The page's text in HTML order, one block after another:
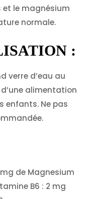
et le magnésium
normale.
:
verre d’eau au
alimentation
enfants. Ne pas
de Magnesium
B6 : 2 mg